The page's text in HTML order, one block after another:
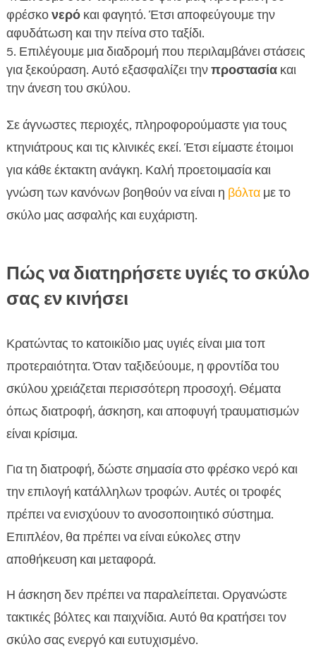
φρέσκονερόκαι φαγητό. Έτσι αποφεύγουμε την
αφυδάτωση και την πείνα στο ταξίδι.
Επιλέγουμε μια διαδρομή που περιλαμβάνει στάσεις
για ξεκούραση. Αυτό εξασφαλίζει τηνπροστασίακαι
την άνεση του σκύλου.
Σε άγνωστες περιοχές, πληροφορούμαστε για τους
κτηνιάτρους και τις κλινικές εκεί. Έτσι είμαστε έτοιμοι
για κάθε έκτακτη ανάγκη. Καλή προετοιμασία και
γνώση των κανόνων βοηθούν να είναι η βόλταμε το
σκύλο μας ασφαλής και ευχάριστη.
Πώς να διατηρήσετε υγιές το σκύλο
σας εν κινήσει
Κρατώντας το κατοικίδιο μας υγιές είναι μια τοπ
προτεραιότητα. Όταν ταξιδεύουμε, η φροντίδα του
σκύλου χρειάζεται περισσότερη προσοχή. Θέματα
όπως διατροφή, άσκηση, και αποφυγή τραυματισμών
είναι κρίσιμα.
Για τη διατροφή, δώστε σημασία στο φρέσκο νερό και
την επιλογή κατάλληλων τροφών. Αυτές οι τροφές
πρέπει να ενισχύουν το ανοσοποιητικό σύστημα.
Επιπλέον, θα πρέπει να είναι εύκολες στην
αποθήκευση και μεταφορά.
Η άσκηση δεν πρέπει να παραλείπεται. Οργανώστε
τακτικές βόλτες και παιχνίδια. Αυτό θα κρατήσει τον
σκύλο σας ενεργό και ευτυχισμένο.